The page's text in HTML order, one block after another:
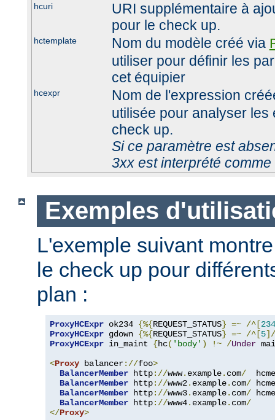
hcuri
URI supplémentaire à
pour le check up.
hctemplate Nom du modèle créé via
utiliser pour définir les
cet équipier
hcexpr
Nom de l'expression
utilisée pour analyser
check up.
Si ce paramètre est
3xx est interprété
Exemples
L'exemple suivant
le check up pour
plan :
ProxyHCExpr ok234 {%{REQUEST_STATUS} =~ /^[234
ProxyHCExpr gdown {%{REQUEST_STATUS} =~ /^[5
ProxyHCExpr in_maint {hc( 'body' ) !~ /Under
<Proxy balancer://foo>
BalancerMember http://www. example. com/
BalancerMember http://www2. example. com/
BalancerMember http://www3. example. com/
BalancerMember http://www4. example. com/
</Proxy>